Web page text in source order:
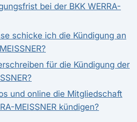
bei der BKK WERRA-
schicke ich die Kündigung an
für die Kündigung der
und online die Mitgliedschaft
MEISSNER kündigen?